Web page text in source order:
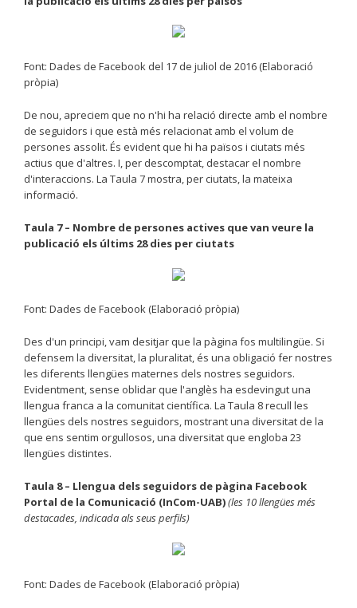
Font: Dades de Facebook del 17 de juliol de 2016 (Elaboració
pròpia)
De nou, apreciem que no n'hi ha relació directe amb el nombre
de seguidors i que està més relacionat amb el volum de
persones assolit. És evident que hi ha països i ciutats més
actius que d'altres. I, per descomptat, destacar el nombre
d'interaccions. La Taula 7 mostra, per ciutats, la mateixa
informació.
Taula 7 – Nombre de persones actives que van veure la
publicació els últims 28 dies per ciutats
Font: Dades de Facebook (Elaboració pròpia)
Des d'un principi, vam desitjar que la pàgina fos multilingüe. Si
defensem la diversitat, la pluralitat, és una obligació fer nostres
les diferents llengües maternes dels nostres seguidors.
Evidentment, sense oblidar que l'anglès ha esdevingut una
llengua franca a la comunitat científica. La Taula 8 recull les
llengües dels nostres seguidors, mostrant una diversitat de la
que ens sentim orgullosos, una diversitat que engloba 23
llengües distintes.
Taula 8 – Llengua dels seguidors de pàgina Facebook
Portal de la Comunicació (InCom-UAB)(les 10 llengües més
destacades, indicada als seus perfils)
Font: Dades de Facebook (Elaboració pròpia)